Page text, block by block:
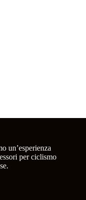
un’esperienza
per ciclismo